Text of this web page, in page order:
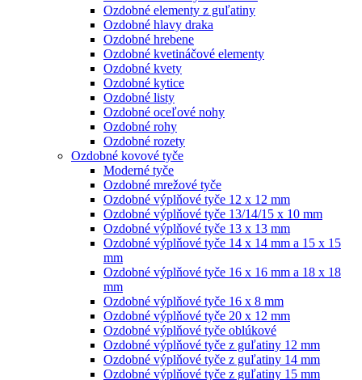
Ozdobné elementy z guľatiny
Ozdobné hlavy draka
Ozdobné hrebene
Ozdobné kvetináčové elementy
Ozdobné kvety
Ozdobné kytice
Ozdobné listy
Ozdobné oceľové nohy
Ozdobné rohy
Ozdobné rozety
Ozdobné kovové tyče
Moderné tyče
Ozdobné mrežové tyče
Ozdobné výplňové tyče 12 x 12 mm
Ozdobné výplňové tyče 13/14/15 x 10 mm
Ozdobné výplňové tyče 13 x 13 mm
Ozdobné výplňové tyče 14 x 14 mm a 15 x 15
mm
Ozdobné výplňové tyče 16 x 16 mm a 18 x 18
mm
Ozdobné výplňové tyče 16 x 8 mm
Ozdobné výplňové tyče 20 x 12 mm
Ozdobné výplňové tyče oblúkové
Ozdobné výplňové tyče z guľatiny 12 mm
Ozdobné výplňové tyče z guľatiny 14 mm
Ozdobné výplňové tyče z guľatiny 15 mm